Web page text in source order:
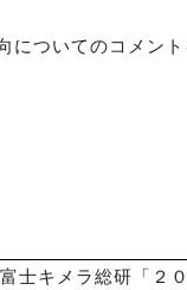
についてのコメント
士キメラ総研「２